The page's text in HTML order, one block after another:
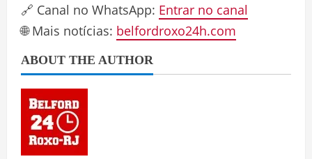
🔗 Canal no WhatsApp: Entrar no canal
🌐 Mais notícias: belfordroxo24h.com
ABOUT THE AUTHOR